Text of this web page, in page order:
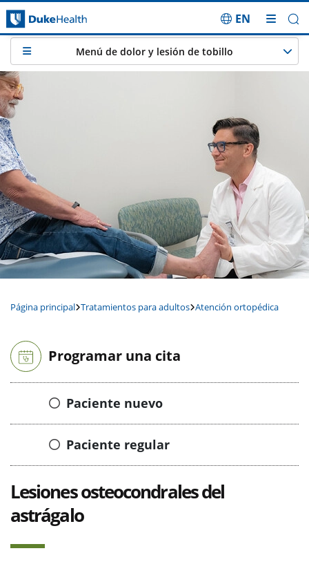
Saltar navegación
EN
Página principal Tratamientos para adultos Atención ortopédica
Menú de dolor y lesión de tobillo
Programar una cita
Paciente nuevo
Paciente regular
Lesiones osteocondrales del
astrágalo